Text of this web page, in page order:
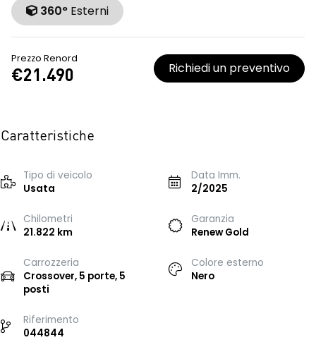
360° Esterni
Prezzo Renord
€21.490 Richiedi un preventivo
Caratteristiche
Tipo di veicolo
Usata
Data Imm.
2/2025
Chilometri
21.822 km
Garanzia
Renew Gold
Carrozzeria
Crossover, 5 porte, 5
posti
Colore esterno
Nero
Riferimento
044844